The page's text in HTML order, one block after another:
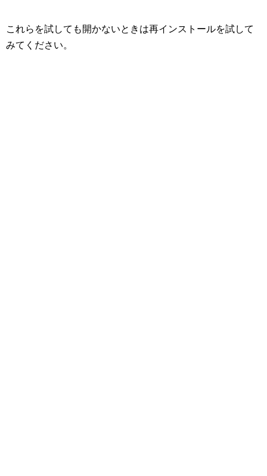
これらを試しても開かないときは再インストールを試して
みてください。